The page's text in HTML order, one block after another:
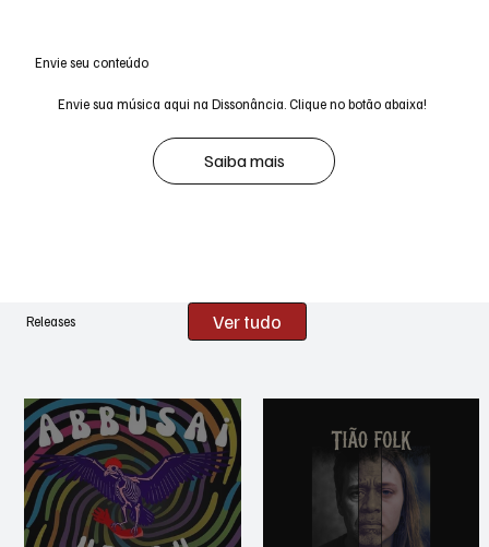
Envie seu conteúdo
Envie sua música aqui na Dissonância. Clique no botão abaixa!
Saiba mais
Releases Ver tudo